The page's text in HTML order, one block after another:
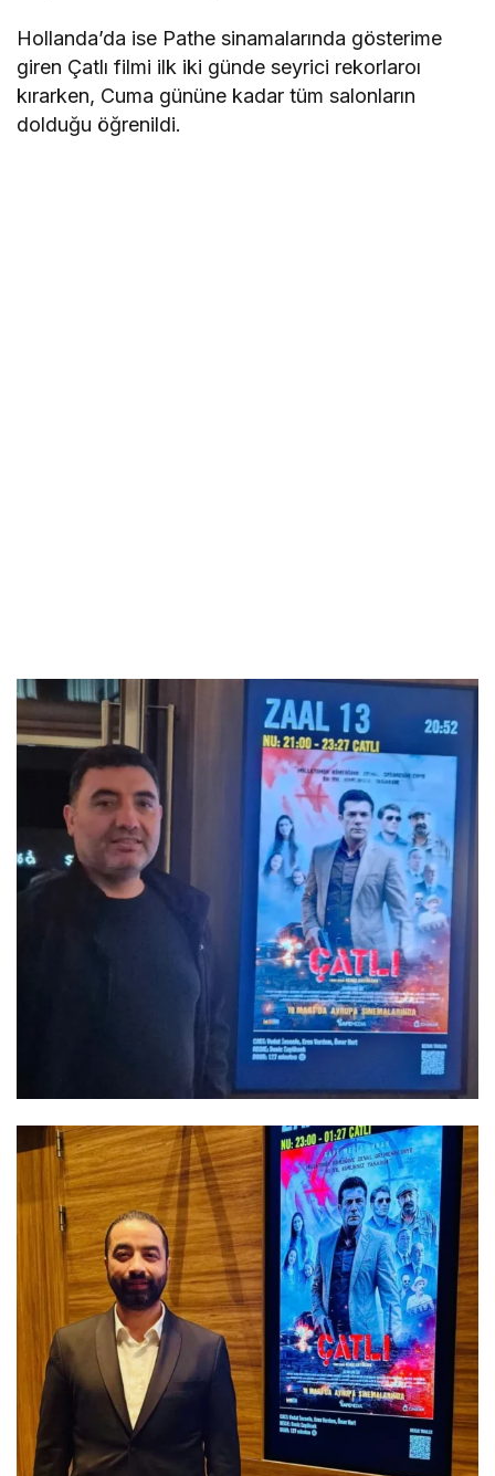
Hollanda’da ise Pathe sinamalarında gösterime
giren Çatlı filmi ilk iki günde seyrici rekorlaroı
kırarken, Cuma gününe kadar tüm salonların
dolduğu öğrenildi.